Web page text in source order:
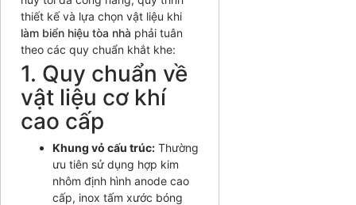
thiết kế và lựa chọn vật liệu khi
làm biển hiệu tòa nhà phải tuân
theo các quy chuẩn khắt khe:
1. Quy chuẩn về
vật liệu cơ khí
cao cấp
Khung vỏ cấu trúc: Thường
ưu tiên sử dụng hợp kim
nhôm định hình anode cao
cấp, inox tấm xước bóng